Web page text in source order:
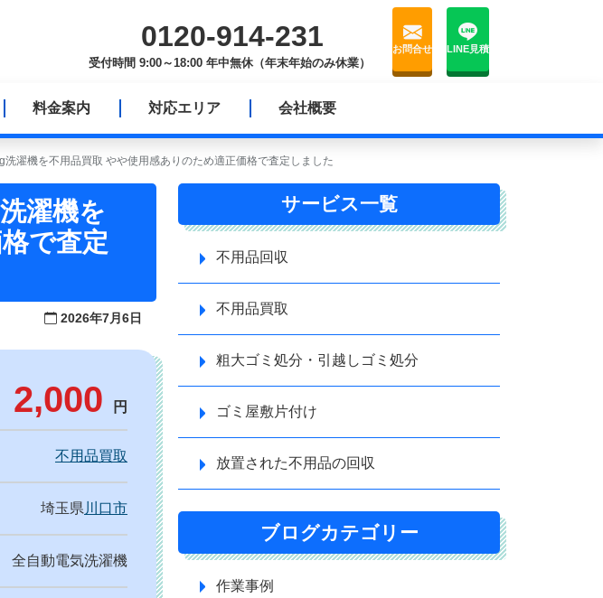
料金案内 対応エリア 会社概要
0120-914-231
受付時間 9:00～18:00 年中無休（年末年始のみ休業）
お問合せ LINE見積
濯機を不用品買取 やや使用感ありのため適正価格で査定しました
濯機を
で査定
2026年7月6日
2,000 円
不用品買取
埼玉県 川口市
全自動電気洗濯機
サービス一覧
不用品回収
不用品買取
粗大ゴミ処分・引越しゴミ処分
ゴミ屋敷片付け
放置された不用品の回収
ブログカテゴリー
作業事例